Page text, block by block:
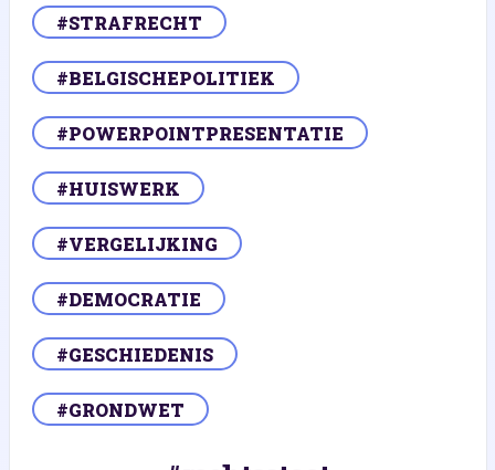
#STRAFRECHT
#BELGISCHEPOLITIEK
#POWERPOINTPRESENTATIE
#HUISWERK
#VERGELIJKING
#DEMOCRATIE
#GESCHIEDENIS
#GRONDWET